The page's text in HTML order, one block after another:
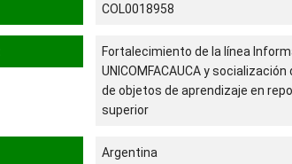
COL0018958
Fortalecimiento de la línea
UNICOMFACAUCA y
de objetos de aprendizaje en
superior
Argentina